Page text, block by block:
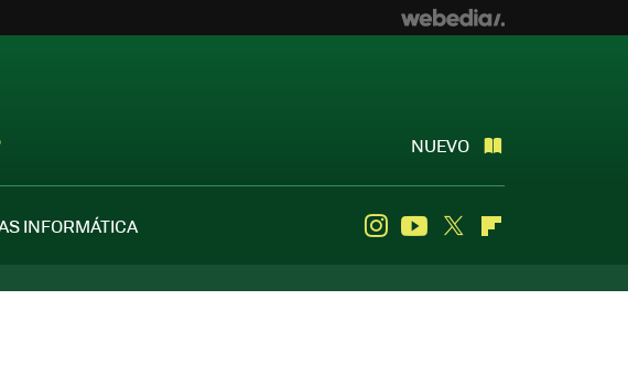
NUEVO
INFORMÁTICA InstagramYoutube
Twitter